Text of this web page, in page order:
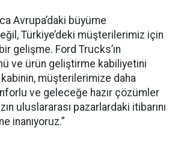
Avrupa’daki büyüme
Türkiye’deki müşterilerimiz için
gelişme. Ford Trucks’ın
ve ürün geliştirme kabiliyetini
müşterilerimize daha
ve geleceğe hazır çözümler
uluslararası pazarlardaki itibarını
inanıyoruz.”